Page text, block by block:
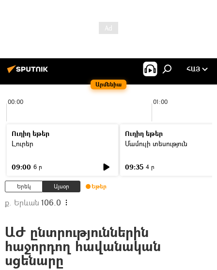
Արմենիա
ՀԱՅ
00:00 01:00
Ուղիղ եթեր
Լուրեր
09:00 6 ր
Ուղիղ եթեր
Մամուլի տեսություն
09:35 4 ր
Երեկ Այսօր Եթեր
ք. Երևան 106.0
ԱԺ ընտրություններին
հաջորդող հավանական
սցենարը